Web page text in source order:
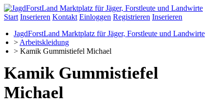
Start Inserieren Kontakt Einloggen Registrieren Inserieren
JagdForstLand Marktplatz für Jäger, Forstleute und Landwirte
> Arbeitskleidung
> Kamik Gummistiefel Michael
Kamik Gummistiefel
Michael